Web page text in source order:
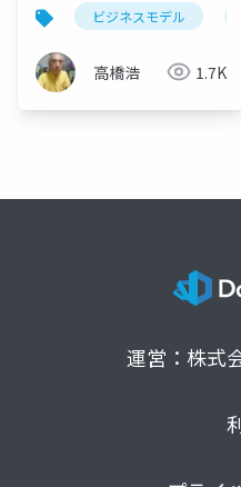
ビジネスモデル
高橋浩 1.7K
運営：株式